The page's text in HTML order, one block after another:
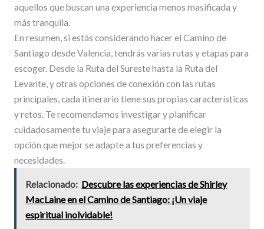
aquellos que buscan una experiencia menos masificada y
más tranquila.
En resumen, si estás considerando hacer el Camino de
Santiago desde Valencia, tendrás varias rutas y etapas para
escoger. Desde la Ruta del Sureste hasta la Ruta del
Levante, y otras opciones de conexión con las rutas
principales, cada itinerario tiene sus propias características
y retos. Te recomendamos investigar y planificar
cuidadosamente tu viaje para asegurarte de elegir la
opción que mejor se adapte a tus preferencias y
necesidades.
Relacionado: Descubre las experiencias de Shirley
MacLaine en el Camino de Santiago: ¡Un viaje
espiritual inolvidable!